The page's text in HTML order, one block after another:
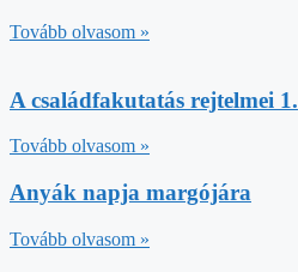
Tovább olvasom »
A családfakutatás rejtelmei 1.
Tovább olvasom »
Anyák napja margójára
Tovább olvasom »